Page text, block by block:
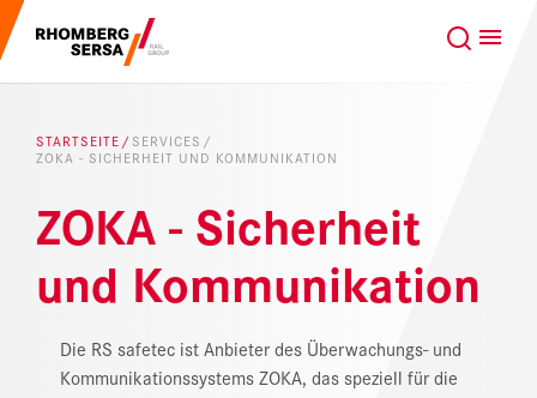
Projektgeschäft
GLOBAL
Suchempfehlungen
Nachhaltigkeit
Digital Rail Services
STARTSEITE SERVICES
ZOKA - SICHERHEIT UND KOMMUNIKATION
ZOKA - Sicherheit
und Kommunikation
Die RS safetec ist Anbieter des Überwachungs- und
Kommunikationssystems ZOKA, das speziell für die